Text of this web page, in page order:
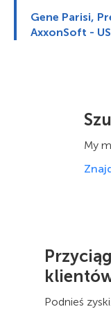
Gene Parisi,
AxxonSoft -
My
Podnieś